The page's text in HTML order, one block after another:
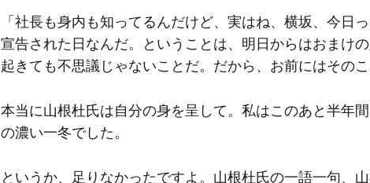
「社長も身内も知ってるんだけど、実はね、横坂、今日
宣告された日なんだ。ということは、明日からはおまけ
起きても不思議じゃないことだ。だから、お前にはそのこ
本当に山根杜氏は自分の身を呈して。私はこのあと半年
の濃い一冬でした。
というか、足りなかったですよ。山根杜氏の一語一句、